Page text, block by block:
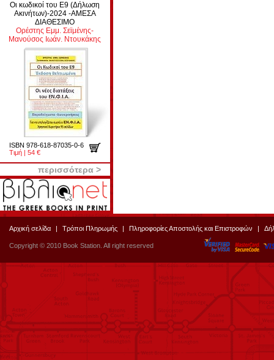
Οι κωδικοί του Ε9 (Δήλωση
Ακινήτων)-2024 -ΑΜΕΣΑ
ΔΙΑΘΕΣΙΜΟ
Ορέστης Εμμ. Σεϊμένης-
Μανούσος Ιωάν. Ντουκάκης
ISBN 978-618-87035-0-6
Τιμή | 54 €
περισσότερα >
Αρχική σελίδα | Τρόποι Πληρωμής | Πληροφορίες Αποστολής και Επιστροφών |
Copyright © 2010 Book Station. All right reserved